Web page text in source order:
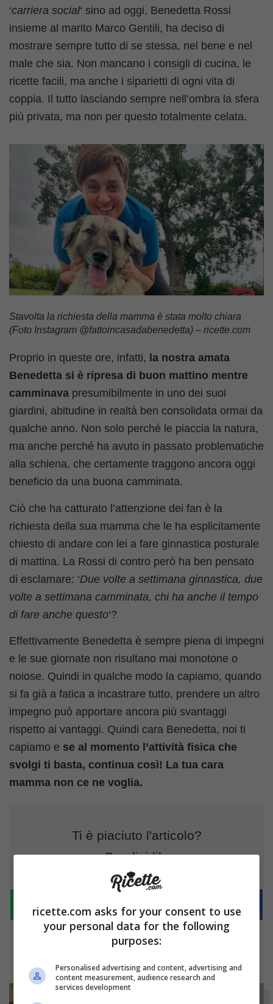
‘carriera social‘ sino ad oggi, Benedetta Rossi
insieme al marito Marco Gentili, ha deciso di
mostrare sempre tutto di se stessa, nel bene e nel
male che sia. Non mancano i consigli di cucina, le
ricette facili, ma anche i siparietti di ogni vita di
coppia. Il tutto lasciando sempre nell’ombra la sfera
più privata, ma non per questo totalmente celata.
Stavolta la richiesta della mamma è stata molto chiara
(Foto Instagram @fattoincasadabenedetta) – ricette.com
Proprio in queste ore, infatti, la nostra amata
Benedetta si è ripresa di buon mattino mentre
camminava presumibilmente in uno dei suoi
giardini, abitudine in realtà ben consolidata ormai da
qualche anno. Non solo perché le piaccia la natura,
ma anche perché ha avuto in passato problematiche
alla schiena, che certamente traggono ancora oggi
beneficio da una buona camminata.
Ciò che ha catturato l’attenzione dei fan è la
richiesta della sua mamma che le ha esplicitamente
chiesto di andare con lei a fare ginnastica posturale
di mattina. La Rossi di contro però ha ben pensato
di esclamare: ‘Due volte a settimana ginnastica, due
volte a settimana camminata, chi ha anche il tempo
di fare anche questo‘?
Effettivamente Benedetta è sempre piena di impegni
e le sue giornate non risultano mai monotone o
noiose. Quindi in qualche modo la capiamo, quando
si fa già a fatica a incastrare tutto, prendere un altro
impegno può apportare ancora più svantaggi
rispetto ai vantaggi. Quindi cara Benedetta, noi ti
capiamo e se al momento l’attività fisica che
svolgi ti basta, continua così! La tua cara
mamma non ce ne voglia.
Ti è piaciuto l'articolo?
Condividilo
ricette.com asks for your consent to use
your personal data for the following
purposes:
Personalised advertising and content, advertising and
content measurement, audience research and
services development